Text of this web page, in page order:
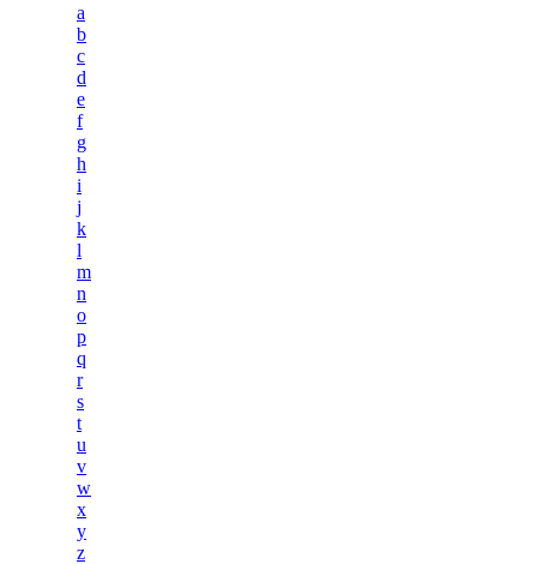
a
b
c
d
e
f
g
h
i
j
k
l
m
n
o
p
q
r
s
t
u
v
w
x
y
z